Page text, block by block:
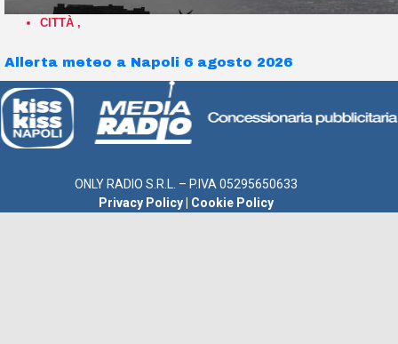
CITTÀ ,
Allerta meteo a Napoli 6 agosto 2026
ONLY RADIO S.R.L. – P.IVA 05295650633
Privacy Policy
Cookie Policy